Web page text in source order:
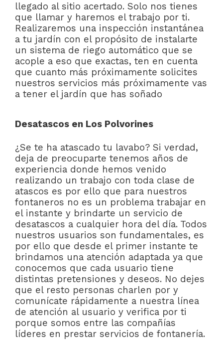
llegado al sitio acertado. Solo nos tienes
que llamar y haremos el trabajo por ti.
Realizaremos una inspección instantánea
a tu jardín con el propósito de instalarte
un sistema de riego automático que se
acople a eso que exactas, ten en cuenta
que cuanto más próximamente solicites
nuestros servicios más próximamente vas
a tener el jardín que has soñado
Desatascos en Los Polvorines
¿Se te ha atascado tu lavabo? Si verdad,
deja de preocuparte tenemos años de
experiencia donde hemos venido
realizando un trabajo con toda clase de
atascos es por ello que para nuestros
fontaneros no es un problema trabajar en
el instante y brindarte un servicio de
desatascos a cualquier hora del día. Todos
nuestros usuarios son fundamentales, es
por ello que desde el primer instante te
brindamos una atención adaptada ya que
conocemos que cada usuario tiene
distintas pretensiones y deseos. No dejes
que el resto personas charlen por y
comunícate rápidamente a nuestra línea
de atención al usuario y verifica por ti
porque somos entre las compañías
líderes en prestar servicios de fontanería.